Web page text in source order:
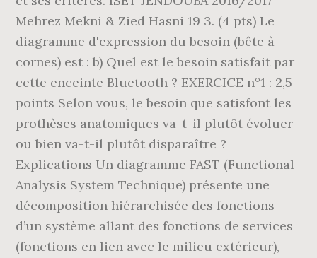
Mehrez Mekni & Zied Hasni 19 3. (4 pts) Le
diagramme d'expression du besoin (bête à
cornes) est : b) Quel est le besoin satisfait par
cette enceinte Bluetooth ? EXERCICE n°1 : 2,5
points Selon vous, le besoin que satisfont les
prothèses anatomiques va-t-il plutôt évoluer
ou bien va-t-il plutôt disparaître ?
Explications Un diagramme FAST (Functional
Analysis System Technique) présente une
décomposition hiérarchisée des fonctions
d’un système allant des fonctions de services
(fonctions en lien avec le milieu extérieur),